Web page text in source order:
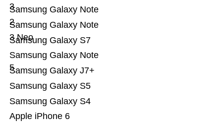
Apple iPhone 6
Samsung Galaxy S4
Samsung Galaxy S5
Samsung Galaxy J7+
Samsung Galaxy Note
5
Samsung Galaxy S7
Samsung Galaxy Note
3 Neo
Samsung Galaxy Note
2
3